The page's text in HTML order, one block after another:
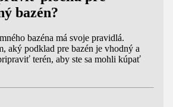
bazén?
bazéna má svoje pravidlá.
aký podklad pre bazén je vhodný a
terén, aby ste sa mohli kúpať